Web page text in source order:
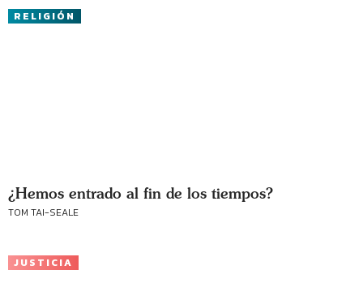
RELIGIÓN
¿Hemos entrado al fin de los tiempos?
TOM TAI-SEALE
JUSTICIA